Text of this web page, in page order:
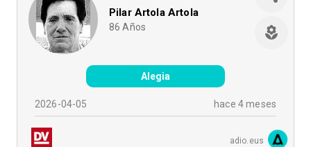
Pilar Artola Artola
86 Años
Alegia
2026-04-05 hace 4 meses
adio.eus